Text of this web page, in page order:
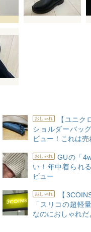
おしゃれ
【ユニク
ショルダーバッ
ビュー！これは売
おしゃれ
GUの「
い！年中着られ
ビュー
おしゃれ
【
「スリコの超軽
なのにおしゃれだ